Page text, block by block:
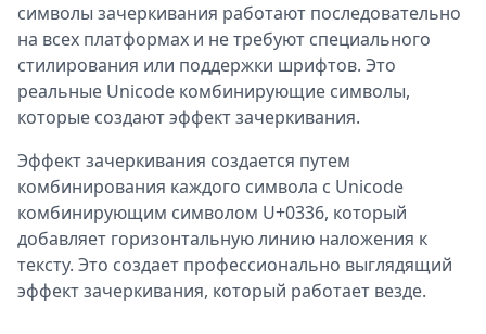
символы зачеркивания работают последовательно
на всех платформах и не требуют специального
стилирования или поддержки шрифтов. Это
реальные Unicode комбинирующие символы,
которые создают эффект зачеркивания.
Эффект зачеркивания создается путем
комбинирования каждого символа с Unicode
комбинирующим символом U+0336, который
добавляет горизонтальную линию наложения к
тексту. Это создает профессионально выглядящий
эффект зачеркивания, который работает везде.